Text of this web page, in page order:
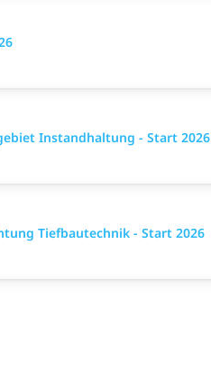
Instandhaltung - Start 2026
Tiefbautechnik - Start 2026